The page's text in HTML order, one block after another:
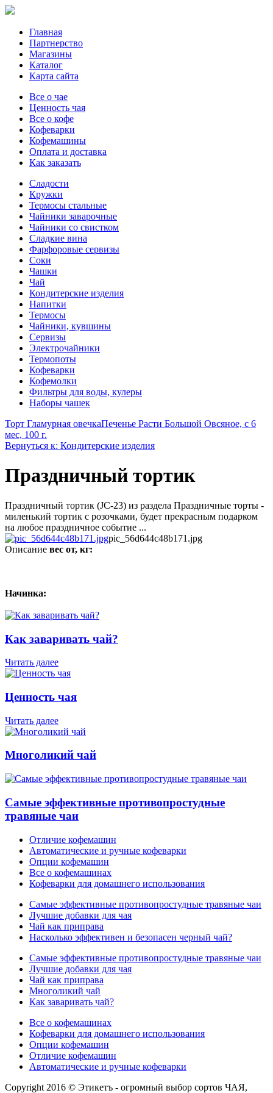
Главная
Партнерство
Магазины
Каталог
Карта сайта
Все о чае
Ценность чая
Все о кофе
Кофеварки
Кофемашины
Оплата и доставка
Как заказать
Сладости
Кружки
Термосы стальные
Чайники заварочные
Чайники со свистком
Сладкие вина
Фарфоровые сервизы
Соки
Чашки
Чай
Кондитерские изделия
Напитки
Термосы
Чайники, кувшины
Сервизы
Электрочайники
Термопоты
Кофеварки
Кофемолки
Фильтры для воды, кулеры
Наборы чашек
Торт Гламурная овечкаПеченье Расти Большой Овсяное, с 6
мес, 100 г.
Вернуться к: Кондитерские изделия
Праздничный тортик
Праздничный тортик (JC-23) из раздела Праздничные торты -
миленький тортик с розочками, будет прекрасным подарком
на любое праздничное событие ...
pic_56d644c48b171.jpg
Описание вес от, кг:
Начинка:
Как заваривать чай?
Читать далее
Ценность чая
Читать далее
Многоликий чай
Самые эффективные противопростудные
травяные чаи
Отличие кофемашин
Автоматические и ручные кофеварки
Опции кофемашин
Все о кофемашинах
Кофеварки для домашнего использования
Самые эффективные противопростудные травяные чаи
Лучшие добавки для чая
Чай как приправа
Насколько эффективен и безопасен черный чай?
Самые эффективные противопростудные травяные чаи
Лучшие добавки для чая
Чай как приправа
Многоликий чай
Как заваривать чай?
Все о кофемашинах
Кофеварки для домашнего использования
Опции кофемашин
Отличие кофемашин
Автоматические и ручные кофеварки
Copyright 2016 © Этикетъ - огромный выбор сортов ЧАЯ,